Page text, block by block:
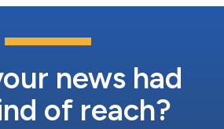
械，涵盖从概念和设计，一直到FDA审批
为第一个发现并看好P...
news had
of reach?